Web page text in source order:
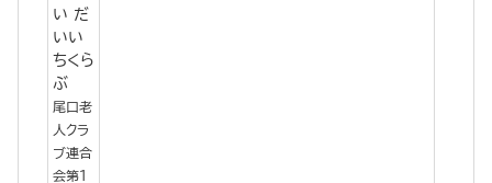
い だ
いい
ちくら
ぶ
尾口老
人クラ
ブ連合
会第１